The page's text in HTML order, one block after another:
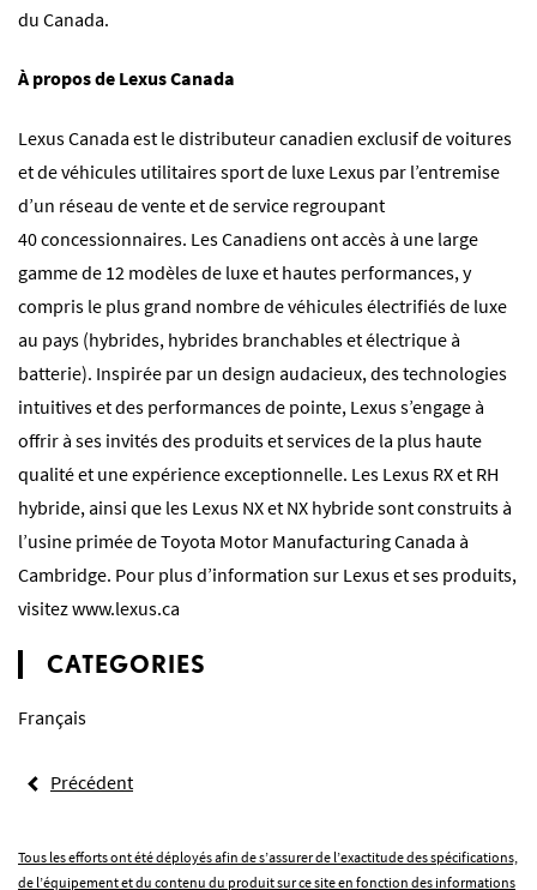
du Canada.
À propos de Lexus Canada
Lexus Canada est le distributeur canadien exclusif de voitures
et de véhicules utilitaires sport de luxe Lexus par l’entremise
d’un réseau de vente et de service regroupant
40 concessionnaires. Les Canadiens ont accès à une large
gamme de 12 modèles de luxe et hautes performances, y
compris le plus grand nombre de véhicules électrifiés de luxe
au pays (hybrides, hybrides branchables et électrique à
batterie). Inspirée par un design audacieux, des technologies
intuitives et des performances de pointe, Lexus s’engage à
offrir à ses invités des produits et services de la plus haute
qualité et une expérience exceptionnelle. Les Lexus RX et RH
hybride, ainsi que les Lexus NX et NX hybride sont construits à
l’usine primée de Toyota Motor Manufacturing Canada à
Cambridge. Pour plus d’information sur Lexus et ses produits,
visitezwww.lexus.ca
CATEGORIES
Français
Précédent
Tous les efforts ont été déployés afin de s’assurer de l’exactitude des spécifications,
de l’équipement et du contenu du produit sur ce site en fonction des informations